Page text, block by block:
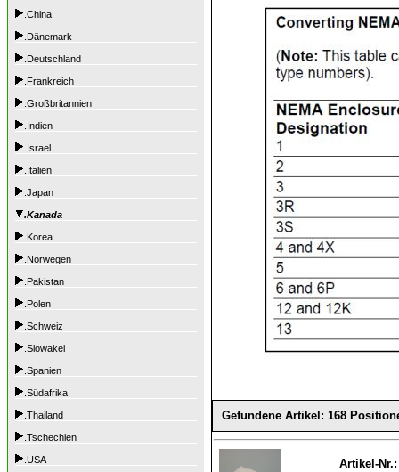
.China
.Dänemark
.Deutschland
.Frankreich
.Großbritannien
.Indien
.Israel
.Italien
.Japan
.Kanada
.Korea
.Norwegen
.Pakistan
.Polen
.Schweiz
.Slowakei
.Spanien
.Südafrika
.Thailand
.Tschechien
.USA
Gefundene Artikel: 168
Artikel-Nr.: